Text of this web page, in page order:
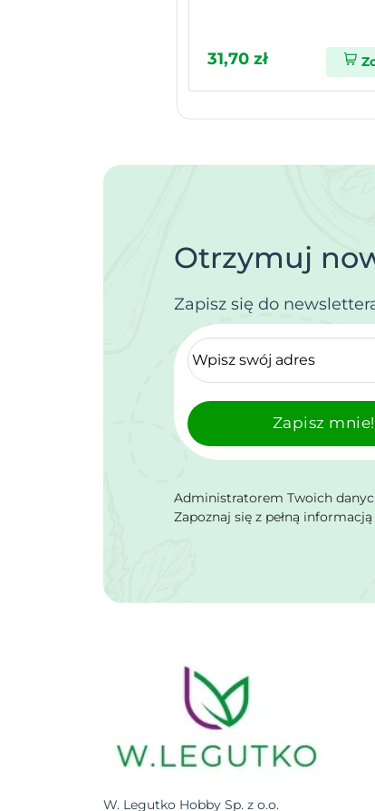
31,70 zł
Otrzymuj
Zapisz się do
Zapisz mnie!
Administratorem Twoich
Zapoznaj się z pełną
W. Legutko Hobby Sp. z o.o.